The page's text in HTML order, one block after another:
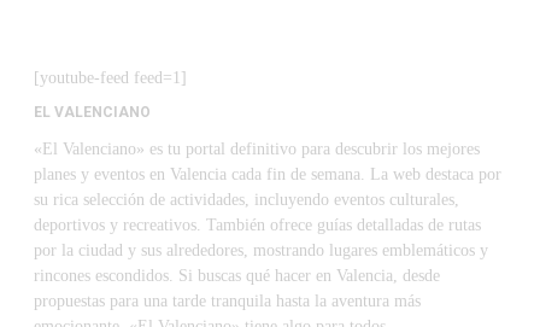
[youtube-feed feed=1]
EL VALENCIANO
«El Valenciano» es tu portal definitivo para descubrir los mejores
planes y eventos en Valencia cada fin de semana. La web destaca por
su rica selección de actividades, incluyendo eventos culturales,
deportivos y recreativos. También ofrece guías detalladas de rutas
por la ciudad y sus alrededores, mostrando lugares emblemáticos y
rincones escondidos. Si buscas qué hacer en Valencia, desde
propuestas para una tarde tranquila hasta la aventura más